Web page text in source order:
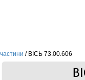
частини / ВІСЬ 73.00.606